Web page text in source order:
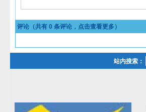
评论（共有 0 条评论，点击查看更多）
站内搜索：